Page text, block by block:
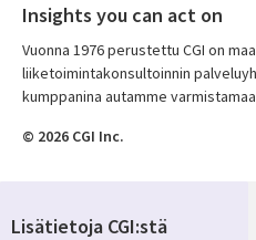
Insights you can act on
Vuonna 1976 perustettu CGI on
liiketoimintakonsultoinnin
kumppanina autamme
© 2026 CGI Inc.
Lisätietoja CGI:stä